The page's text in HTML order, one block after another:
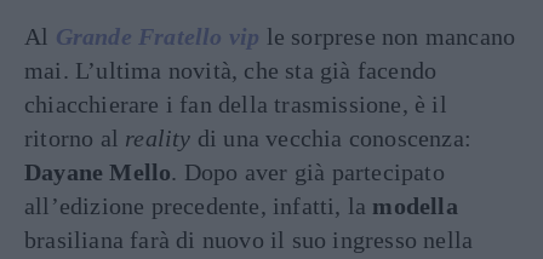
Al Grande Fratello vip le sorprese non mancano
mai. L’ultima novità, che sta già facendo
chiacchierare i fan della trasmissione, è il
ritorno al reality di una vecchia conoscenza:
Dayane Mello. Dopo aver già partecipato
all’edizione precedente, infatti, la modella
brasiliana farà di nuovo il suo ingresso nella